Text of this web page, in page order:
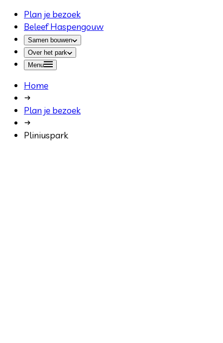
Plan je bezoek
Beleef Haspengouw
Samen bouwen
Over het park
Menu
Home
Plan je bezoek
Pliniuspark